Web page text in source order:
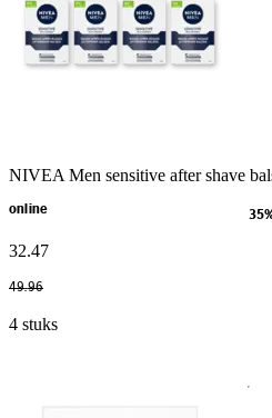
NIVEA Men sensitive after shave
online
32.47
49.96
4 stuks